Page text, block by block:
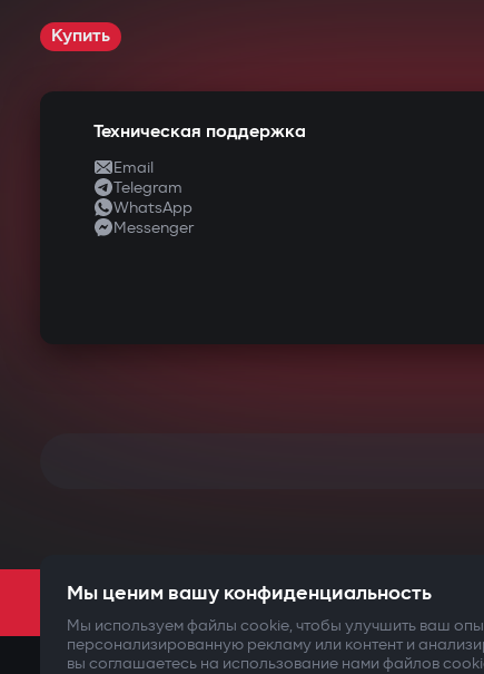
Купить
Техническая поддержка
Email
Telegram
WhatsApp
Messenger
©2009-2026Gazer Limited (UK) All rights reserved
Мы ценим вашу конфиденциальность
Мы используем файлы cookie, чтобы улучшить ваш
персонализированную рекламу или контент и
вы соглашаетесь на использование нами файлов